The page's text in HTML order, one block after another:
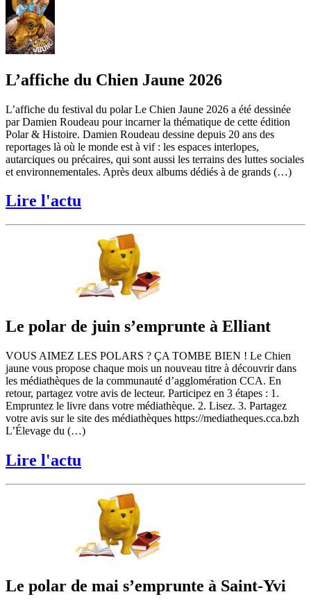
L’affiche du Chien Jaune 2026
L’affiche du festival du polar Le Chien Jaune 2026 a été dessinée
par Damien Roudeau pour incarner la thématique de cette édition
Polar & Histoire. Damien Roudeau dessine depuis 20 ans des
reportages là où le monde est à vif : les espaces interlopes,
autarciques ou précaires, qui sont aussi les terrains des luttes sociales
et environnementales. Après deux albums dédiés à de grands (…)
Lire l'actu
Le polar de juin s’emprunte à Elliant
VOUS AIMEZ LES POLARS ? ÇA TOMBE BIEN ! Le Chien
jaune vous propose chaque mois un nouveau titre à découvrir dans
les médiathèques de la communauté d’agglomération CCA. En
retour, partagez votre avis de lecteur. Participez en 3 étapes : 1.
Empruntez le livre dans votre médiathèque. 2. Lisez. 3. Partagez
votre avis sur le site des médiathèques https://mediatheques.cca.bzh
L’Élevage du (…)
Lire l'actu
Le polar de mai s’emprunte à Saint-Yvi